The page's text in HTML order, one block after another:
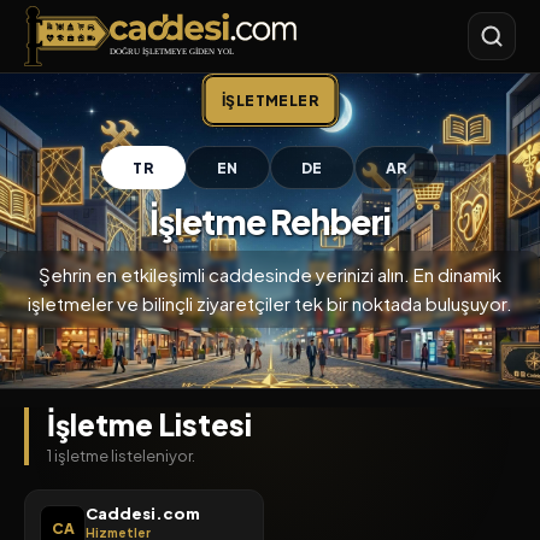
Caddesi.com
İŞLETMELER
TR EN DE AR
İşletme Rehberi
Şehrin en etkileşimli caddesinde yerinizi alın. En dinamik
işletmeler ve bilinçli ziyaretçiler tek bir noktada buluşuyor.
İşletme Listesi
1 işletme listeleniyor.
CA
Caddesi.com
Hizmetler